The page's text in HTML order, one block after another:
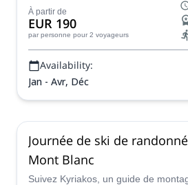
1 ou plusieurs jours.
À partir de
EUR 190
par personne pour 2 voyageurs
Availability:
Jan - Avr, Déc
Journée de ski de
Mont Blanc
Suivez Kyriakos, un guide de